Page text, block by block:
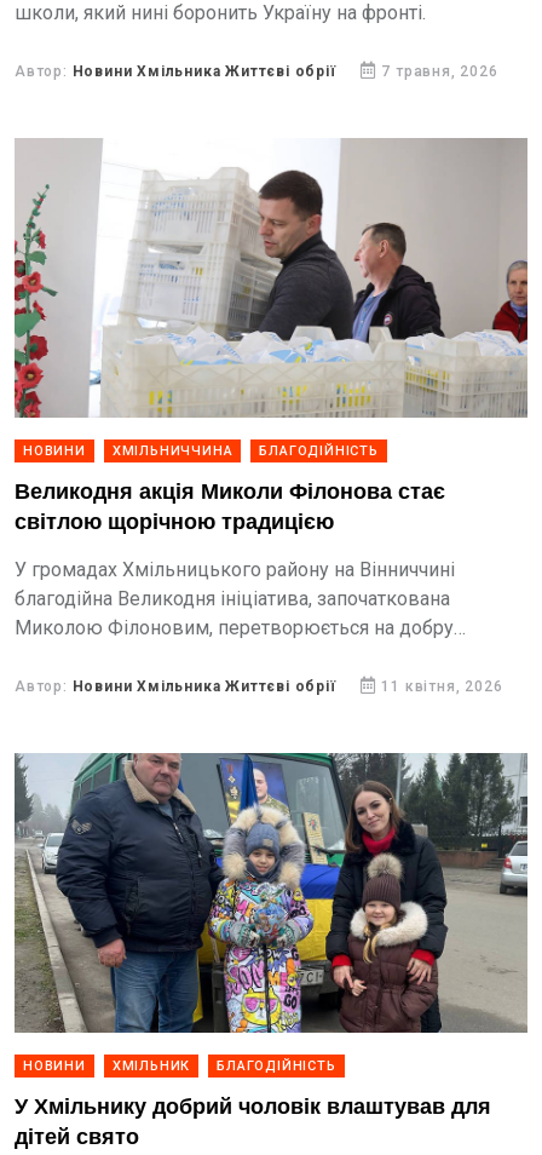
школи, який нині боронить Україну на фронті.
Автор: Новини Хмільника Життєві обрії 7 травня, 2026
НОВИНИ ХМІЛЬНИЧЧИНА БЛАГОДІЙНІСТЬ
Великодня акція Миколи Філонова стає
світлою щорічною традицією
У громадах Хмільницького району на Вінниччині
благодійна Великодня ініціатива, започаткована
Миколою Філоновим, перетворюється на добру
поваги до людей.
Автор: Новини Хмільника Життєві обрії 11 квітня, 2026
НОВИНИ ХМІЛЬНИК БЛАГОДІЙНІСТЬ
У Хмільнику добрий чоловік влаштував для
дітей свято